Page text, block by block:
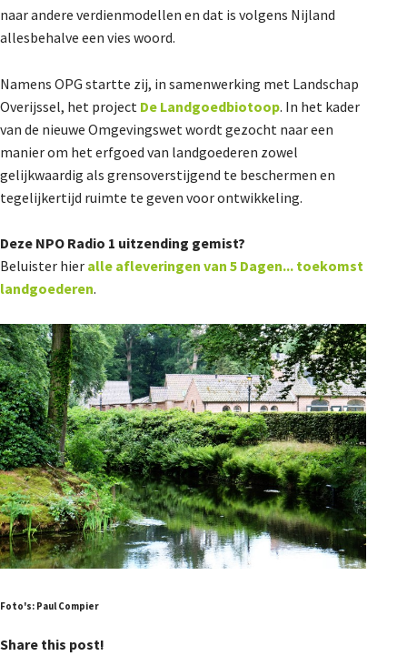
naar andere verdienmodellen en dat is volgens Nijland
allesbehalve een vies woord.
Namens OPG startte zij, in samenwerking met Landschap
Overijssel, het project De Landgoedbiotoop. In het kader
van de nieuwe Omgevingswet wordt gezocht naar een
manier om het erfgoed van landgoederen zowel
gelijkwaardig als grensoverstijgend te beschermen en
tegelijkertijd ruimte te geven voor ontwikkeling.
Deze NPO Radio 1 uitzending gemist?
Beluister hier alle afleveringen van 5 Dagen... toekomst
landgoederen.
Foto's: Paul Compier
Share this post!